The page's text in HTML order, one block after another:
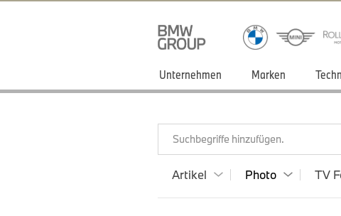
Unternehmen Marken
Suchbegriffe hinzufügen.
Artikel Photo TV